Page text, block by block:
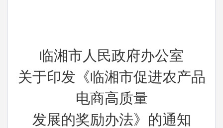
临湘市人民政府办公室
关于印发《临湘市促进农产品
电商高质量
发展的奖励办法》的通知